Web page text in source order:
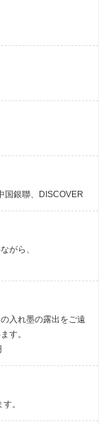
国銀聯、DISCOVER
がら、
入れ墨の露出をご遠
す。
。